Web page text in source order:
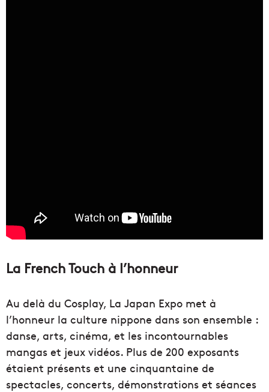
La French Touch à l’honneur
Au delà du Cosplay, La Japan Expo met à
l’honneur la culture nippone dans son ensemble :
danse, arts, cinéma, et les incontournables
mangas et jeux vidéos. Plus de 200 exposants
étaient présents et une cinquantaine de
spectacles, concerts, démonstrations et séances